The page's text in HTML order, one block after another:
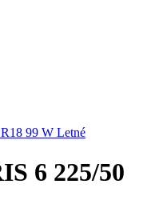
99 W Letné
6 225/50